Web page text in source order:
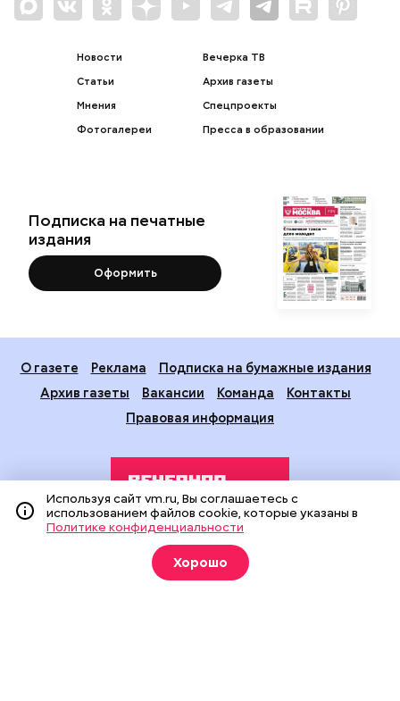
Новости
Статьи
Мнения
Фотогалереи
Вечерка ТВ
Архив газеты
Спецпроекты
Пресса в образовании
Подписка на печатные
издания
Оформить
О газете Реклама
Подписка на бумажные издания
Архив газеты
Вакансии Команда
Контакты
Правовая информация
Издание создано при финансовой поддержке Департамента
средств массовой информации и рекламы города Москвы.
На сайте применяются рекомендательные технологии
Используя сайт vm.ru, Вы соглашаетесь с
использованием файлов cookie, которые указаны в
Политике конфиденциальности
Хорошо